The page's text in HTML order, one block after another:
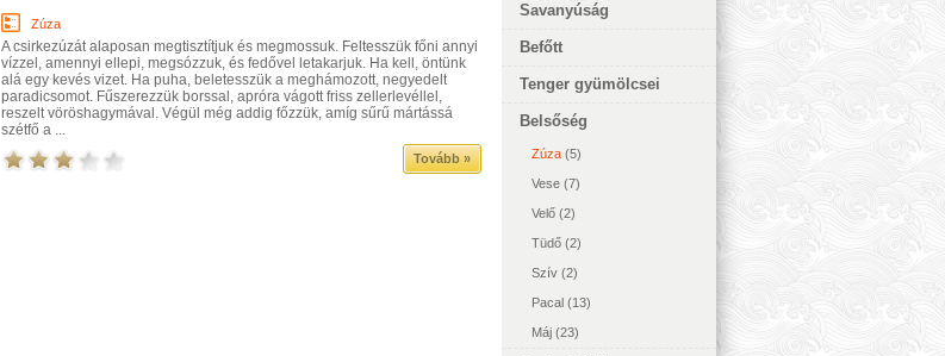
Savanyúság
Befőtt
Tenger gyümölcsei
Belsőség
Zúza (5)
Vese (7)
Velő (2)
Tüdő (2)
Szív (2)
Pacal (13)
Máj (23)
Zúza
A csirkezúzát alaposan megtisztítjuk és megmossuk. Feltesszük főni annyi
vízzel, amennyi ellepi, megsózzuk, és fedővel letakarjuk. Ha kell, öntünk
alá egy kevés vizet. Ha puha, beletesszük a meghámozott, negyedelt
paradicsomot. Fűszerezzük borssal, apróra vágott friss zellerlevéllel,
reszelt vöröshagymával. Végül még addig főzzük, amíg sűrű mártássá
szétfő a ...
Tovább »